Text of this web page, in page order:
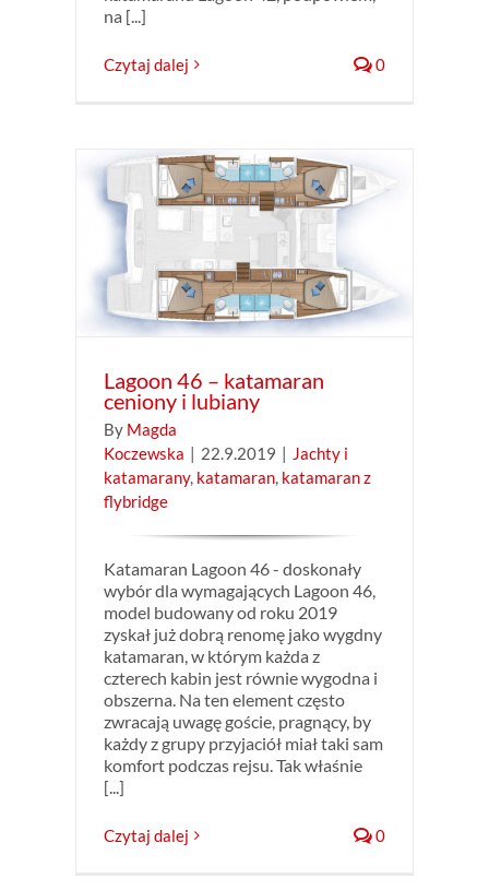
na [...]
Czytaj dalej 0
Lagoon 46 – katamaran
ceniony i lubiany
By Magda
Koczewska | 22.9.2019 | Jachty i
katamarany, katamaran, katamaran z
flybridge
Katamaran Lagoon 46 - doskonały
wybór dla wymagających Lagoon 46,
model budowany od roku 2019
zyskał już dobrą renomę jako wygdny
katamaran, w którym każda z
czterech kabin jest równie wygodna i
obszerna. Na ten element często
zwracają uwagę goście, pragnący, by
każdy z grupy przyjaciół miał taki sam
komfort podczas rejsu. Tak właśnie
[...]
Czytaj dalej 0